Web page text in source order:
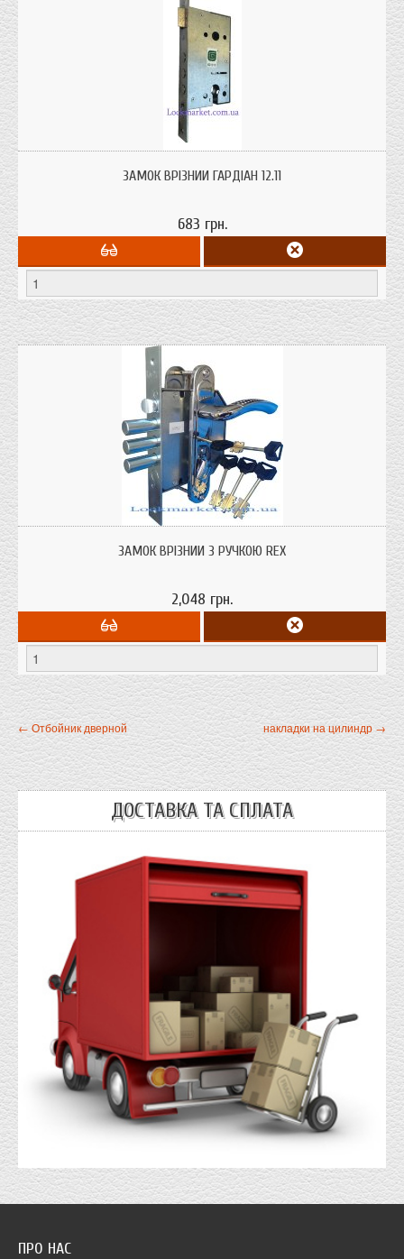
ЗАМОК ВРІЗНИЙ ГАРДІАН 12.11
683 грн.
або 06.41) призначений для металевих дверей, воріт.
ЗАМОК ВРІЗНИЙ З РУЧКОЮ REX
2,048 грн.
накладки на цилиндр →
← Отбойник дверной
ДОСТАВКА ТА СПЛАТА
ПРО НАС